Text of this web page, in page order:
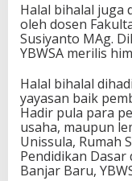
Halal bihalal juga
oleh dosen
Susiyanto MAg.
YBWSA merilis
Halal bihalal
yayasan baik
Hadir pula para
usaha, maupun
Unissula, Rumah
Pendidikan Dasar
Banjar Baru,